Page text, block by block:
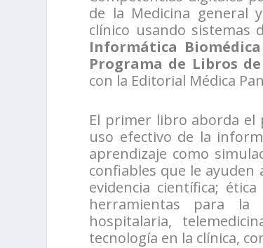
de la Medicina general
clínico usando sistemas
Informática
Programa de Libros
con la Editorial Médica
El primer libro aborda el
uso efectivo de la
aprendizaje como
confiables que le ayuden
evidencia científica;
herramientas para la
hospitalaria,
tecnología en la clínica,